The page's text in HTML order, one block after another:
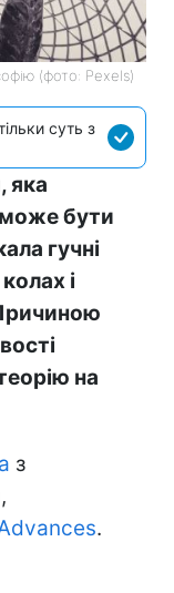
(фото: Pexels)
суть з
яка
може бути
гучні
і
на
з
.